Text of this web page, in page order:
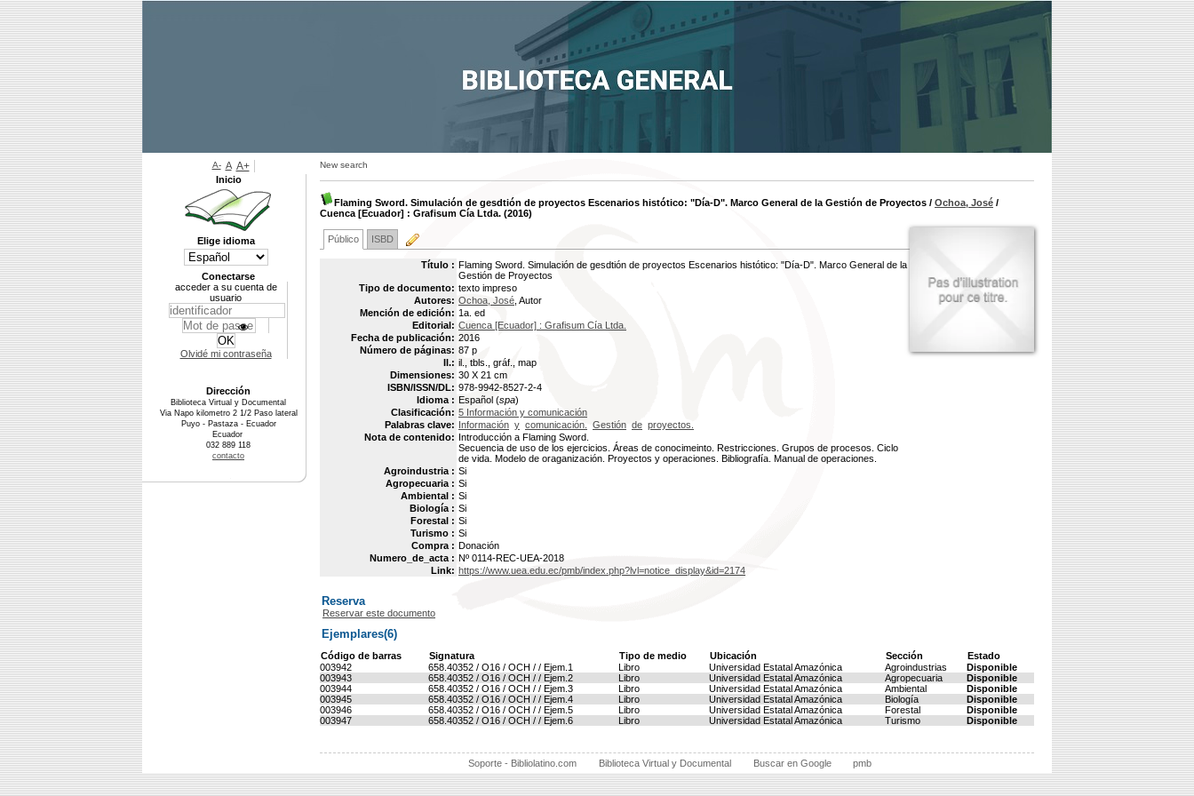
New search
Flaming Sword. Simulación de gesdtión de proyectos Escenarios histótico: "Día-D". Marco General de la Gestión de Proyectos / Ochoa, José /
Cuenca [Ecuador] : Grafisum Cía Ltda. (2016)
Público ISBD
Título : Flaming Sword. Simulación de gesdtión de proyectos Escenarios histótico: "Día-D". Marco General de la
Gestión de Proyectos
Tipo de documento: texto impreso
Autores: Ochoa, José , Autor
Mención de edición: 1a. ed
Editorial: Cuenca [Ecuador] : Grafisum Cía Ltda.
Fecha de publicación: 2016
Número de páginas: 87 p
Il.: il., tbls., gráf., map
Dimensiones: 30 X 21 cm
ISBN/ISSN/DL: 978-9942-8527-2-4
Idioma : Español (spa)
Clasificación: 5 Información y comunicación
Palabras clave: Información y comunicación. Gestión de proyectos.
Nota de contenido: Introducción a Flaming Sword.
Secuencia de uso de los ejercicios. Áreas de conocimeinto. Restricciones. Grupos de procesos. Ciclo
de vida. Modelo de oraganización. Proyectos y operaciones. Bibliografía. Manual de operaciones.
Agroindustria : Si
Agropecuaria : Si
Ambiental : Si
Biología : Si
Forestal : Si
Turismo : Si
Compra : Donación
Numero_de_acta : Nº 0114-REC-UEA-2018
Link: https://www.uea.edu.ec/pmb/index.php?lvl=notice_display&id=2174
Reserva
Reservar este documento
Ejemplares(6)
Código de barras Signatura Tipo de medio Ubicación Sección
Estado
003942
658.40352 / O16 / OCH / / Ejem.1 Libro Universidad Estatal Amazónica Agroindustrias
Disponible
003943
658.40352 / O16 / OCH / / Ejem.2 Libro Universidad Estatal Amazónica Agropecuaria
Disponible
003944
658.40352 / O16 / OCH / / Ejem.3 Libro Universidad Estatal Amazónica Ambiental
Disponible
003945
658.40352 / O16 / OCH / / Ejem.4 Libro Universidad Estatal Amazónica Biología
Disponible
003946
658.40352 / O16 / OCH / / Ejem.5 Libro Universidad Estatal Amazónica Forestal
Disponible
003947
658.40352 / O16 / OCH / / Ejem.6 Libro Universidad Estatal Amazónica Turismo Disponible
Soporte - Bibliolatino.com Biblioteca Virtual y Documental Buscar en Google pmb
A- A A+
Inicio
Elige idioma
Conectarse
acceder a su cuenta de
usuario
Olvidé mi contraseña
Dirección
Biblioteca Virtual y Documental
Via Napo kilometro 2 1/2 Paso lateral
Puyo - Pastaza - Ecuador
Ecuador
032 889 118
contacto